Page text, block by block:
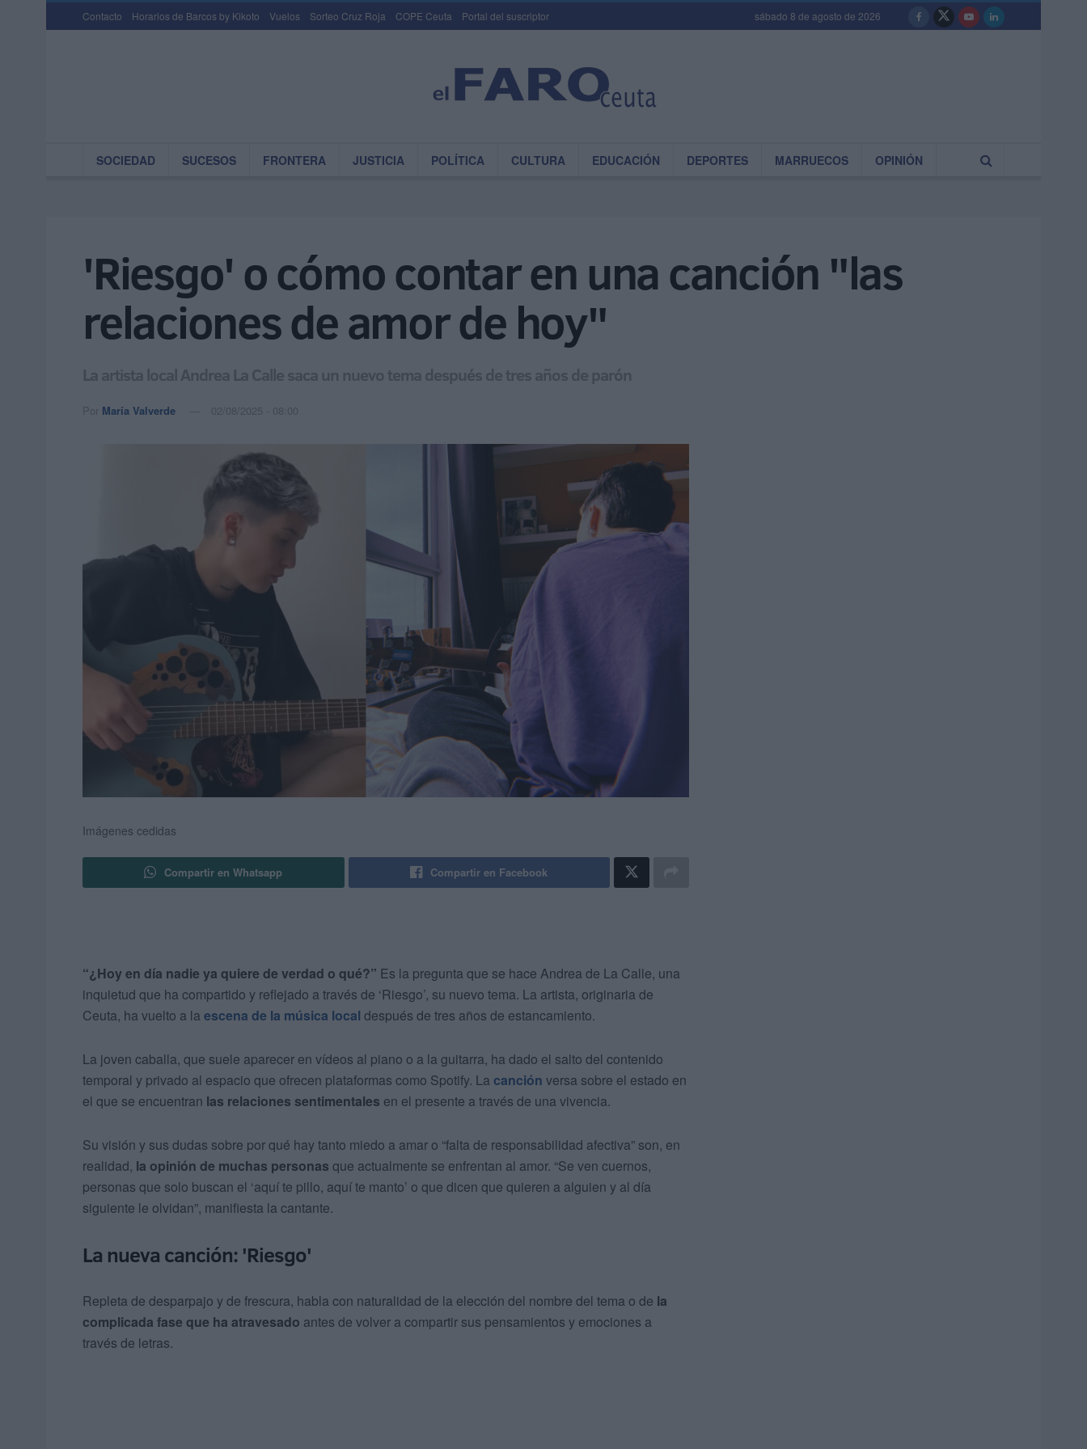
Contacto Horarios de Barcos by Kikoto Vuelos Sorteo Cruz Roja COPE Ceuta Portal del suscriptor sábado 8 de agosto de 2026
SOCIEDAD SUCESOS FRONTERA JUSTICIA POLÍTICA CULTURA EDUCACIÓN DEPORTES MARRUECOS OPINIÓN
'Riesgo' o cómo contar en una canción "las
relaciones de amor de hoy"
La artista local Andrea La Calle saca un nuevo tema después de tres años de parón
Por María Valverde 02/08/2025 - 08:00
Imágenes cedidas
Compartir en Whatsapp Compartir en Facebook
“¿Hoy en día nadie ya quiere de verdad o qué?” Es la pregunta que se hace Andrea de La Calle, una
inquietud que ha compartido y reflejado a través de ‘Riesgo’, su nuevo tema. La artista, originaria de
Ceuta, ha vuelto a la escena de la música local después de tres años de estancamiento.
La joven caballa, que suele aparecer en vídeos al piano o a la guitarra, ha dado el salto del contenido
temporal y privado al espacio que ofrecen plataformas como Spotify. La canción versa sobre el estado en
el que se encuentran las relaciones sentimentales en el presente a través de una vivencia.
Su visión y sus dudas sobre por qué hay tanto miedo a amar o “falta de responsabilidad afectiva” son, en
realidad, la opinión de muchas personas que actualmente se enfrentan al amor. “Se ven cuernos,
personas que solo buscan el ‘aquí te pillo, aquí te manto’ o que dicen que quieren a alguien y al día
siguiente le olvidan”, manifiesta la cantante.
La nueva canción: 'Riesgo'
Repleta de desparpajo y de frescura, habla con naturalidad de la elección del nombre del tema o de la
complicada fase que ha atravesado antes de volver a compartir sus pensamientos y emociones a
través de letras.